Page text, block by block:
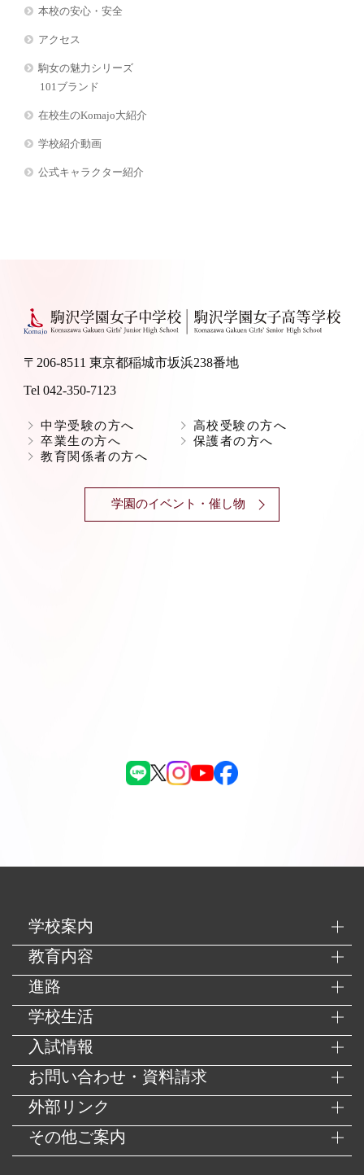
本校の安心・安全
アクセス
駒女の魅力シリーズ
101ブランド
在校生のKomajo大紹介
学校紹介動画
公式キャラクター紹介
〒206-8511 東京都稲城市坂浜238番地
Tel 042-350-7123
中学受験の方へ
高校受験の方へ
卒業生の方へ
保護者の方へ
教育関係者の方へ
学園のイベント・催し物
学校案内
教育内容
進路
学校生活
入試情報
お問い合わせ・資料請求
外部リンク
その他ご案内